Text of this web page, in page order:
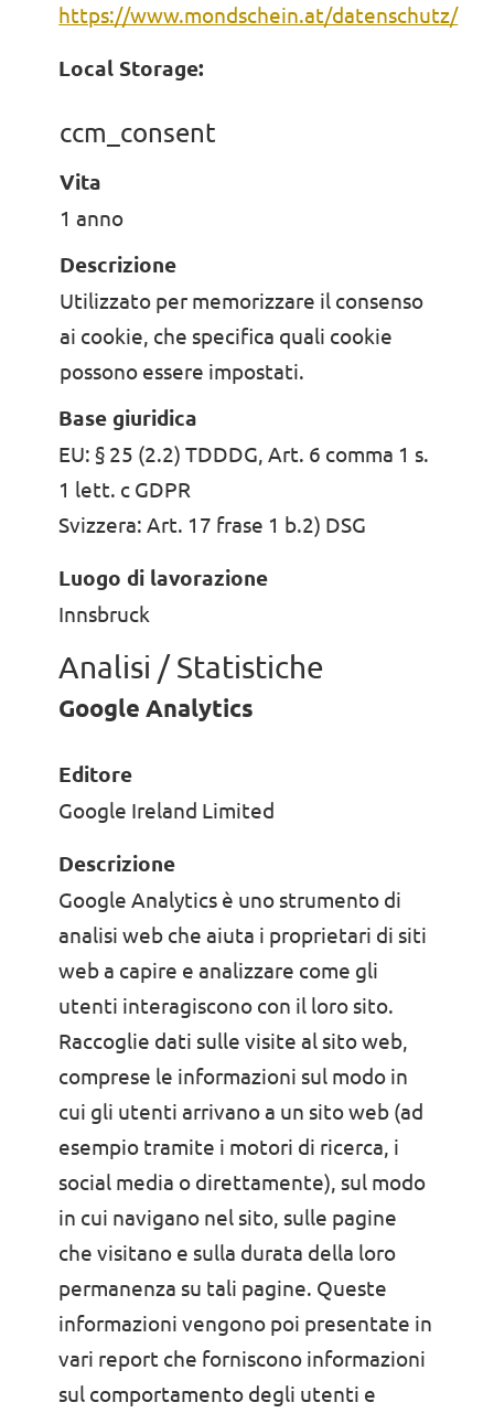
https://www.mondschein.at/datenschutz/
Local Storage:
ccm_consent
Vita
1 anno
Descrizione
Utilizzato per memorizzare il consenso
ai cookie, che specifica quali cookie
possono essere impostati.
Base giuridica
EU: § 25 (2.2) TDDDG, Art. 6 comma 1 s.
1 lett. c GDPR
Svizzera: Art. 17 frase 1 b.2) DSG
Luogo di lavorazione
Innsbruck
Analisi / Statistiche
Google Analytics
Editore
Google Ireland Limited
Descrizione
Google Analytics è uno strumento di
analisi web che aiuta i proprietari di siti
web a capire e analizzare come gli
utenti interagiscono con il loro sito.
Raccoglie dati sulle visite al sito web,
comprese le informazioni sul modo in
cui gli utenti arrivano a un sito web (ad
esempio tramite i motori di ricerca, i
social media o direttamente), sul modo
in cui navigano nel sito, sulle pagine
che visitano e sulla durata della loro
permanenza su tali pagine. Queste
informazioni vengono poi presentate in
vari report che forniscono informazioni
sul comportamento degli utenti e